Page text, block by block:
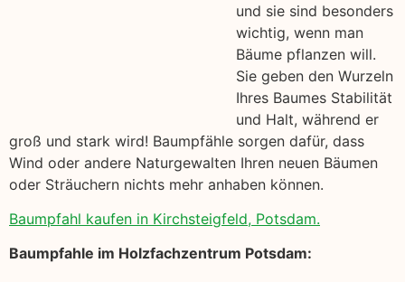
und sie sind besonders
wichtig, wenn man
Bäume pflanzen will.
Sie geben den Wurzeln
Ihres Baumes Stabilität
und Halt, während er
groß und stark wird! Baumpfähle sorgen dafür, dass
Wind oder andere Naturgewalten Ihren neuen Bäumen
oder Sträuchern nichts mehr anhaben können.
Baumpfahl kaufen in Kirchsteigfeld, Potsdam.
Baumpfahle im Holzfachzentrum Potsdam: